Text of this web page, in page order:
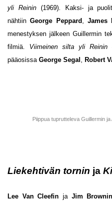
yli Reinin(1969). Kaksi- ja
nähtiinGeorge Peppard James
menestyksen jälkeen Guillermin
filmiä. Viimeinen silta yli Reinin
pääosissa George Segal Robert
Piippua tuprutteleva Guillermin
Liekehtivän tornin ja
Lee Van Cleefin ja Jim Brownin